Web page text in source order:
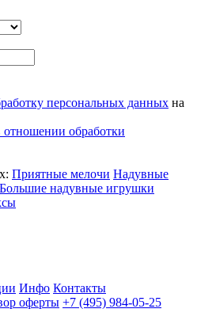
персональных данных на
обработки
Приятные мелочи Надувные
Большие надувные игрушки
Инфо Контакты
оферты +7 (495) 984-05-25